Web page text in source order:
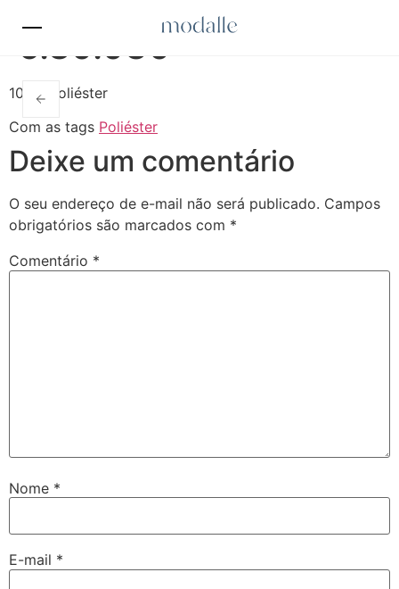
6.80.030
100% Poliéster
Com as tags Poliéster
Deixe um comentário
O seu endereço de e-mail não será publicado. Campos
obrigatórios são marcados com *
Comentário *
Nome *
E-mail *